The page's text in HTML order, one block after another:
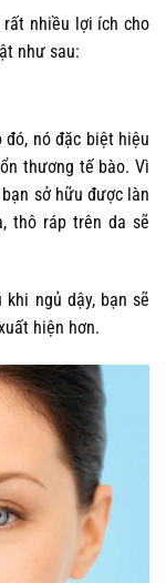
nhiều lợi ích cho
như sau:
nó đặc biệt hiệu
thương tế bào. Vì
sở hữu được làn
thô ráp trên da sẽ
ngủ dậy, bạn sẽ
hiện hơn.